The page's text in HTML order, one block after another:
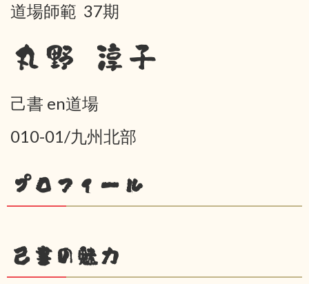
道場師範 37期
丸野 淳子
己書 en道場
010-01/九州北部
プロフィール
己書の魅力